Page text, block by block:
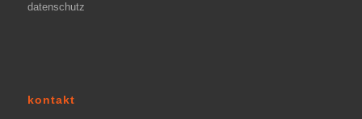
datenschutz
kontakt